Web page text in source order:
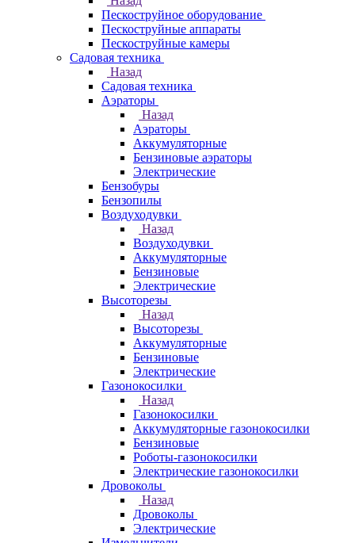
Пескоструйное оборудование
Пескоструйные аппараты
Пескоструйные камеры
Садовая техника
Назад
Садовая техника
Аэраторы
Назад
Аэраторы
Аккумуляторные
Бензиновые аэраторы
Электрические
Бензобуры
Бензопилы
Воздуходувки
Назад
Воздуходувки
Аккумуляторные
Бензиновые
Электрические
Высоторезы
Назад
Высоторезы
Аккумуляторные
Бензиновые
Электрические
Газонокосилки
Назад
Газонокосилки
Аккумуляторные газонокосилки
Бензиновые
Роботы-газонокосилки
Электрические газонокосилки
Дровоколы
Назад
Дровоколы
Электрические